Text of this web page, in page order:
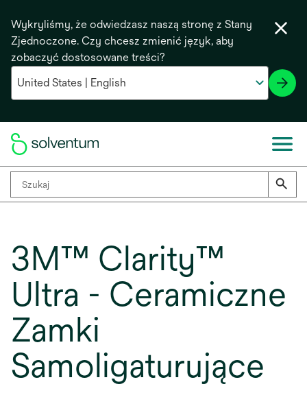
Wykryliśmy, że odwiedzasz naszą stronę z Stany
Zjednoczone. Czy chcesz zmienić język, aby
zobaczyć dostosowane treści?
3M™ Clarity™
Ultra - Ceramiczne
Zamki
Samoligaturujące